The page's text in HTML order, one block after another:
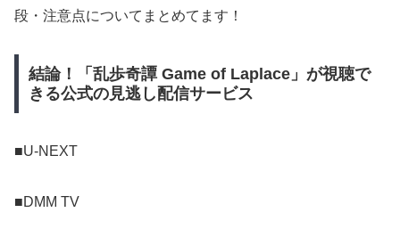
段・注意点についてまとめてます！
結論！「乱歩奇譚 Game of Laplace」が視聴で
きる公式の見逃し配信サービス
■U-NEXT
■DMM TV